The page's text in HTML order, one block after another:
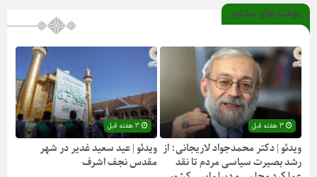
نوشته های مشابه
3 هفته قبل
ویدئو | دکتر محمدجواد لاریجانی: از
رشد بصیرت سیاسی مردم تا نقد
ویدئو | عید سعید غدیر در شهر
مقدس نجف اشرف